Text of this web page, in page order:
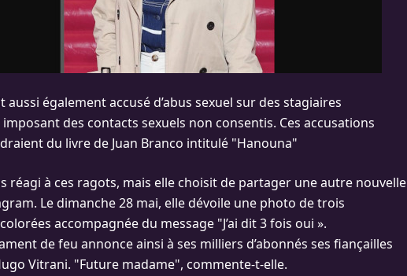
aussi également accusé d’abus sexuel sur des stagiaires
des contacts sexuels non consentis. Ces accusations
du livre de Juan Branco intitulé "Hanouna"
réagi à ces ragots, mais elle choisit de partager une autre nouvelle
Le dimanche 28 mai, elle dévoile une photo de trois
accompagnée du message "J’ai dit 3 fois oui ».
de feu annonce ainsi à ses milliers d’abonnés ses fiançailles
Vitrani. "Future madame", commente-t-elle.